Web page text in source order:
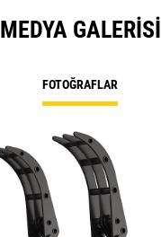
MEDYA GALERISI
FOTOĞRAFLAR